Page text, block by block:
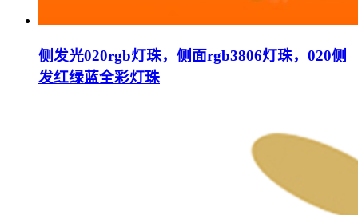
侧发光020rgb灯珠，侧面rgb3806灯珠，020侧
发红绿蓝全彩灯珠